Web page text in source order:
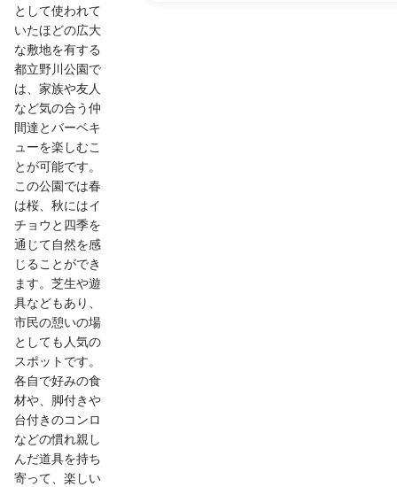
として使われて
いたほどの広大
な敷地を有する
都立野川公園で
は、家族や友人
など気の合う仲
間達とバーベキ
ューを楽しむこ
とが可能です。
この公園では春
は桜、秋にはイ
チョウと四季を
通じて自然を感
じることができ
ます。芝生や遊
具などもあり、
市民の憩いの場
としても人気の
スポットです。
各自で好みの食
材や、脚付きや
台付きのコンロ
などの慣れ親し
んだ道具を持ち
寄って、楽しい